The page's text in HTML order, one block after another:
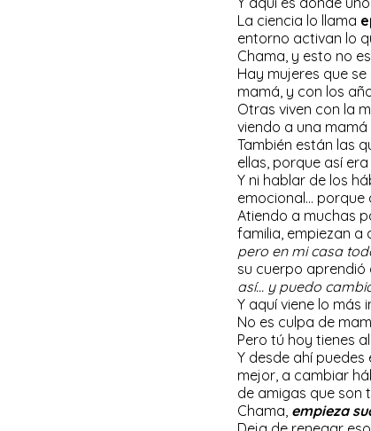
La ciencia lo llama
entorno activan lo
Chama, y esto no
Hay mujeres que
mamá, y con los
Otras viven con la
viendo a una mamá
También están las
ellas, porque así
Y ni hablar de los
emocional… porque
Atiendo a muchas
familia, empiezan a
pero en mi casa
su cuerpo aprendió
así… y puedo
Y aquí viene lo más
No es culpa de
Pero tú hoy tienes
Y desde ahí
mejor, a cambiar
de amigas que son
Chama, empieza